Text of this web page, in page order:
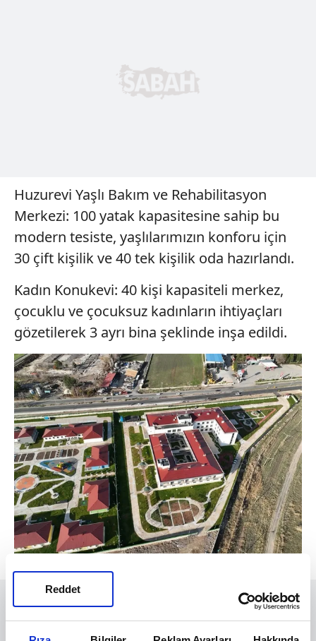
Reddet
Huzurevi Yaşlı Bakım ve Rehabilitasyon
Merkezi: 100 yatak kapasitesine sahip bu
modern tesiste, yaşlılarımızın konforu için
30 çift kişilik ve 40 tek kişilik oda hazırlandı.
Kadın Konukevi: 40 kişi kapasiteli merkez,
çocuklu ve çocuksuz kadınların ihtiyaçları
gözetilerek 3 ayrı bina şeklinde inşa edildi.